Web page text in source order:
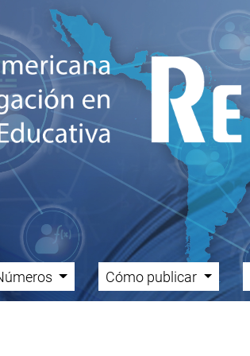
Cómo publicar